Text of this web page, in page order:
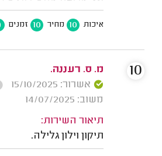
איכות 10 מחיר 10 זמנים
מ. ס. רעננה.
אשרור: 15/10/2025
משוב: 14/07/2025
תיאור השירות:
תיקון וילון גלילה.
10